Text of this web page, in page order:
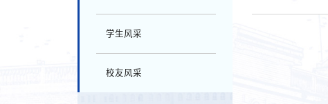
学生风采
校友风采